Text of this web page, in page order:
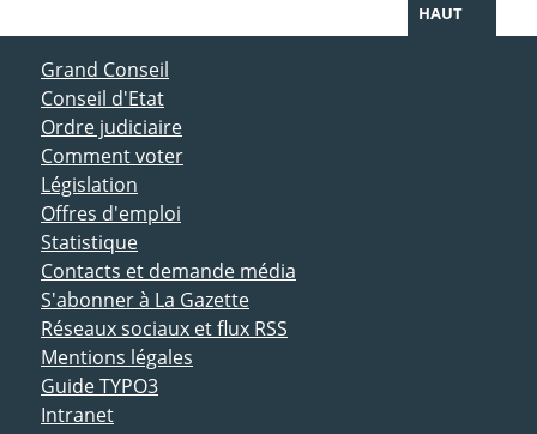
HAUT
ACCÈS DIRECT
Grand Conseil
Conseil d'Etat
Ordre judiciaire
Comment voter
Législation
Offres d'emploi
Statistique
Contacts et demande média
S'abonner à La Gazette
Réseaux sociaux et flux RSS
Mentions légales
Guide TYPO3
Intranet